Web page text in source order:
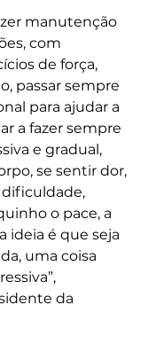
manutenção
com
de força,
passar sempre
para ajudar a
a fazer sempre
e gradual,
se sentir dor,
o pace, a
ideia é que seja
uma coisa
da